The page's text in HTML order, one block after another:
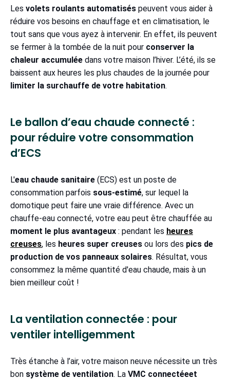
Les volets roulants automatisés peuvent vous aider à
réduire vos besoins en chauffage et en climatisation, le
tout sans que vous ayez à intervenir. En effet, ils peuvent
se fermer à la tombée de la nuit pour conserver la
chaleur accumulée dans votre maison l’hiver. L’été, ils se
baissent aux heures les plus chaudes de la journée pour
limiter la surchauffe de votre habitation.
Le ballon d’eau chaude connecté :
pour réduire votre consommation
d’ECS
L'eau chaude sanitaire (ECS) est un poste de
consommation parfois sous-estimé, sur lequel la
domotique peut faire une vraie différence. Avec un
chauffe-eau connecté, votre eau peut être chauffée au
moment le plus avantageux : pendant les heures
creuses, les heures super creuses ou lors des pics de
production de vos panneaux solaires. Résultat, vous
consommez la même quantité d'eau chaude, mais à un
bien meilleur coût !
La ventilation connectée : pour
ventiler intelligemment
Très étanche à l’air, votre maison neuve nécessite un très
bon système de ventilation. La VMC connectéeet